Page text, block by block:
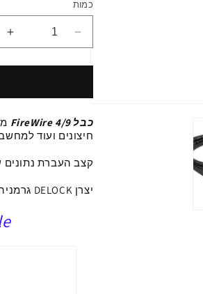
מדיה
1
במודל
כמות
הפחתת
כמות
ל
FireWire
ז/ז
ל
ז/ז
כבלFireWire 4/9
חיצונים ועוד למחשב
קצב העברת נתונים עד 400 מגה
יצרן DELOCK גרמניה